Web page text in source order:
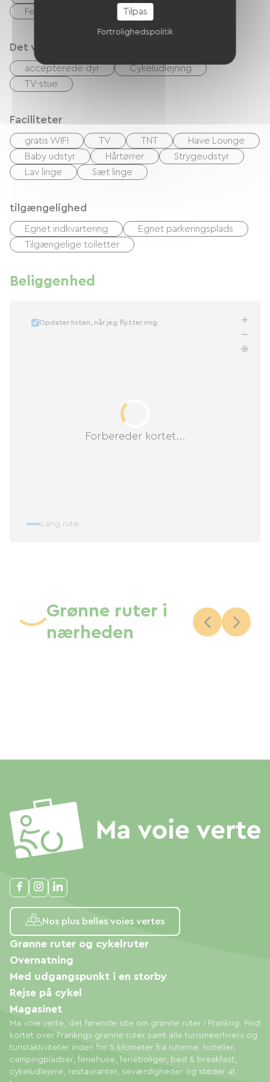
Feriekuponer (ANCV)
Overførsel
Det vi er gode til
accepterede dyr
Cykeludlejning
TV-stue
Faciliteter
gratis WIFI TV TNT
Have Lounge
Baby udstyr
Hårtørrer
Strygeudstyr
Lav linge
Sæt linge
tilgængelighed
Egnet indkvartering
Egnet parkeringsplads
Tilgængelige toiletter
Beliggenhed
Forbereder kortet...
Opdater listen, når jeg flytter mig
Lang rute
Grønne ruter i
nærheden
Nos plus belles voies vertes
Ma voie verte, det førende site om grønne ruter i Frankrig. Find
kortet over Frankrigs grønne ruter samt alle turismeerhverv og
turistaktiviteter inden for 5 kilometer fra ruterne: hoteller,
campingpladser, feriehuse, ferieboliger, bed & breakfast,
cykeludlejere, restauranter, seværdigheder og steder at
Grønne ruter og cykelruter
Overnatning
Med udgangspunkt i en storby
Rejse på cykel
Magasinet
Tilpas
Fortrolighedspolitik